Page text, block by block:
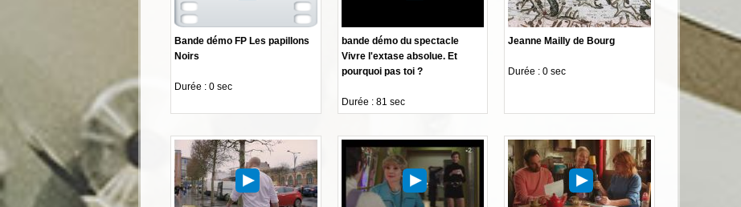
Bande démo FP Les papillons
Noirs
Durée : 0 sec
bande démo du spectacle
Vivre l'extase absolue. Et
pourquoi pas toi ?
Durée : 81 sec
Jeanne Mailly de Bourg
Durée : 0 sec